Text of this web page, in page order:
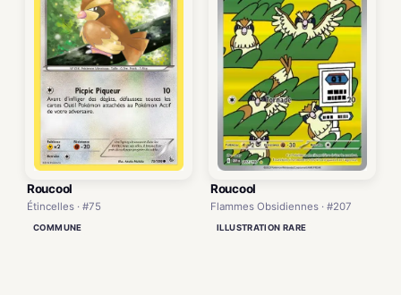
Roucool
Étincelles · #75
COMMUNE
Roucool
Flammes Obsidiennes · #207
ILLUSTRATION RARE